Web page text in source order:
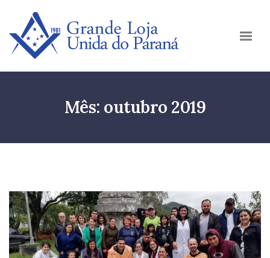
Mês: outubro 2019